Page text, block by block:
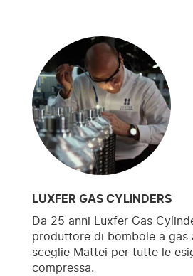
LUXFER GAS CYLINDERS
Da 25 anni Luxfer Gas
produttore di bombole a gas
sceglie Mattei per tutte le
compressa.